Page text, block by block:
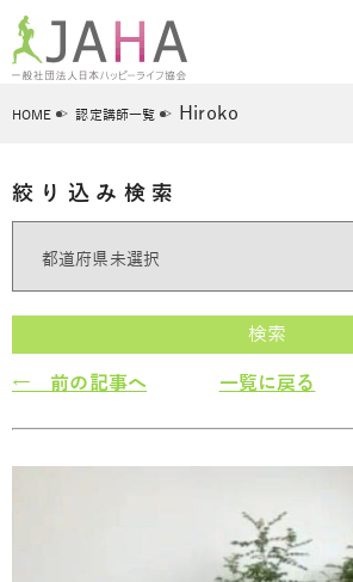
HOME 認定講師一覧 Hiroko
絞り込み検索
検索
← 前の記事へ 一覧に戻る